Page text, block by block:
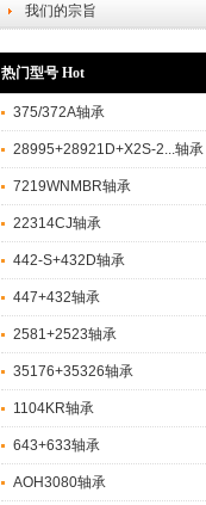
我们的宗旨
热门型号 Hot
375/372A轴承
28995+28921D+X2S-2...轴承
7219WNMBR轴承
22314CJ轴承
442-S+432D轴承
447+432轴承
2581+2523轴承
35176+35326轴承
1104KR轴承
643+633轴承
AOH3080轴承